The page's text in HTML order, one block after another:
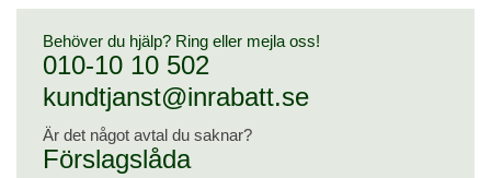
Behöver du hjälp? Ring eller mejla oss!
010-10 10 502
kundtjanst@inrabatt.se
Är det något avtal du saknar?
Förslagslåda